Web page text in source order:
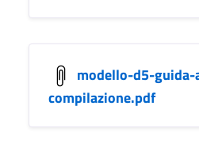
modello-d5-
compilazione.pdf